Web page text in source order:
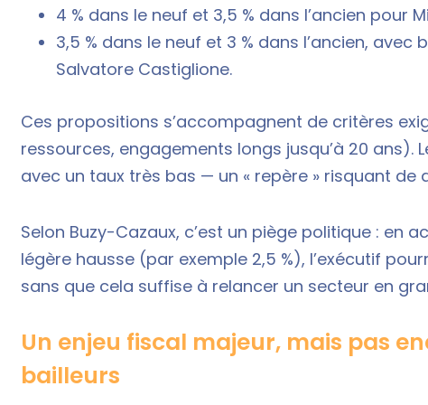
4 % dans le neuf et 3,5 % dans l’ancien pour
3,5 % dans le neuf et 3 % dans l’ancien,
Salvatore Castiglione.
Ces propositions s’accompagnent de critères
ressources, engagements longs jusqu’à 20 ans).
avec un taux très bas — un « repère » risquant de
Selon Buzy-Cazaux, c’est un piège politique : en
légère hausse (par exemple 2,5 %), l’exécutif
sans que cela suffise à relancer un secteur en
Un enjeu fiscal majeur, mais pas
bailleurs